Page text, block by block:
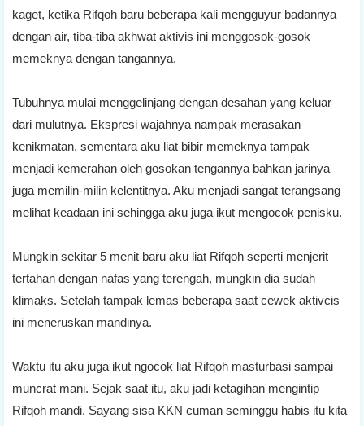
kaget, ketika Rifqoh baru beberapa kali mengguyur badannya
dengan air, tiba-tiba akhwat aktivis ini menggosok-gosok
memeknya dengan tangannya.
Tubuhnya mulai menggelinjang dengan desahan yang keluar
dari mulutnya. Ekspresi wajahnya nampak merasakan
kenikmatan, sementara aku liat bibir memeknya tampak
menjadi kemerahan oleh gosokan tengannya bahkan jarinya
juga memilin-milin kelentitnya. Aku menjadi sangat terangsang
melihat keadaan ini sehingga aku juga ikut mengocok penisku.
Mungkin sekitar 5 menit baru aku liat Rifqoh seperti menjerit
tertahan dengan nafas yang terengah, mungkin dia sudah
klimaks. Setelah tampak lemas beberapa saat cewek aktivcis
ini meneruskan mandinya.
Waktu itu aku juga ikut ngocok liat Rifqoh masturbasi sampai
muncrat mani. Sejak saat itu, aku jadi ketagihan mengintip
Rifqoh mandi. Sayang sisa KKN cuman seminggu habis itu kita